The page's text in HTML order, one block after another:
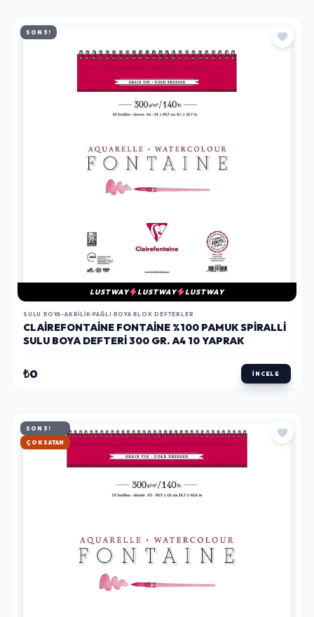
SON 3!
LUSTWAY LUSTWAY LUSTWAY
SULU BOYA-AKRILIK-YAĞLI BOYA BLOK DEFTERLER
CLAIREFONTAINE FONTAINE %100 PAMUK SPIRALLI
SULU BOYA DEFTERI 300 GR. A4 10 YAPRAK
₺0 İNCELE
SON 3!
HIZLI KARGO